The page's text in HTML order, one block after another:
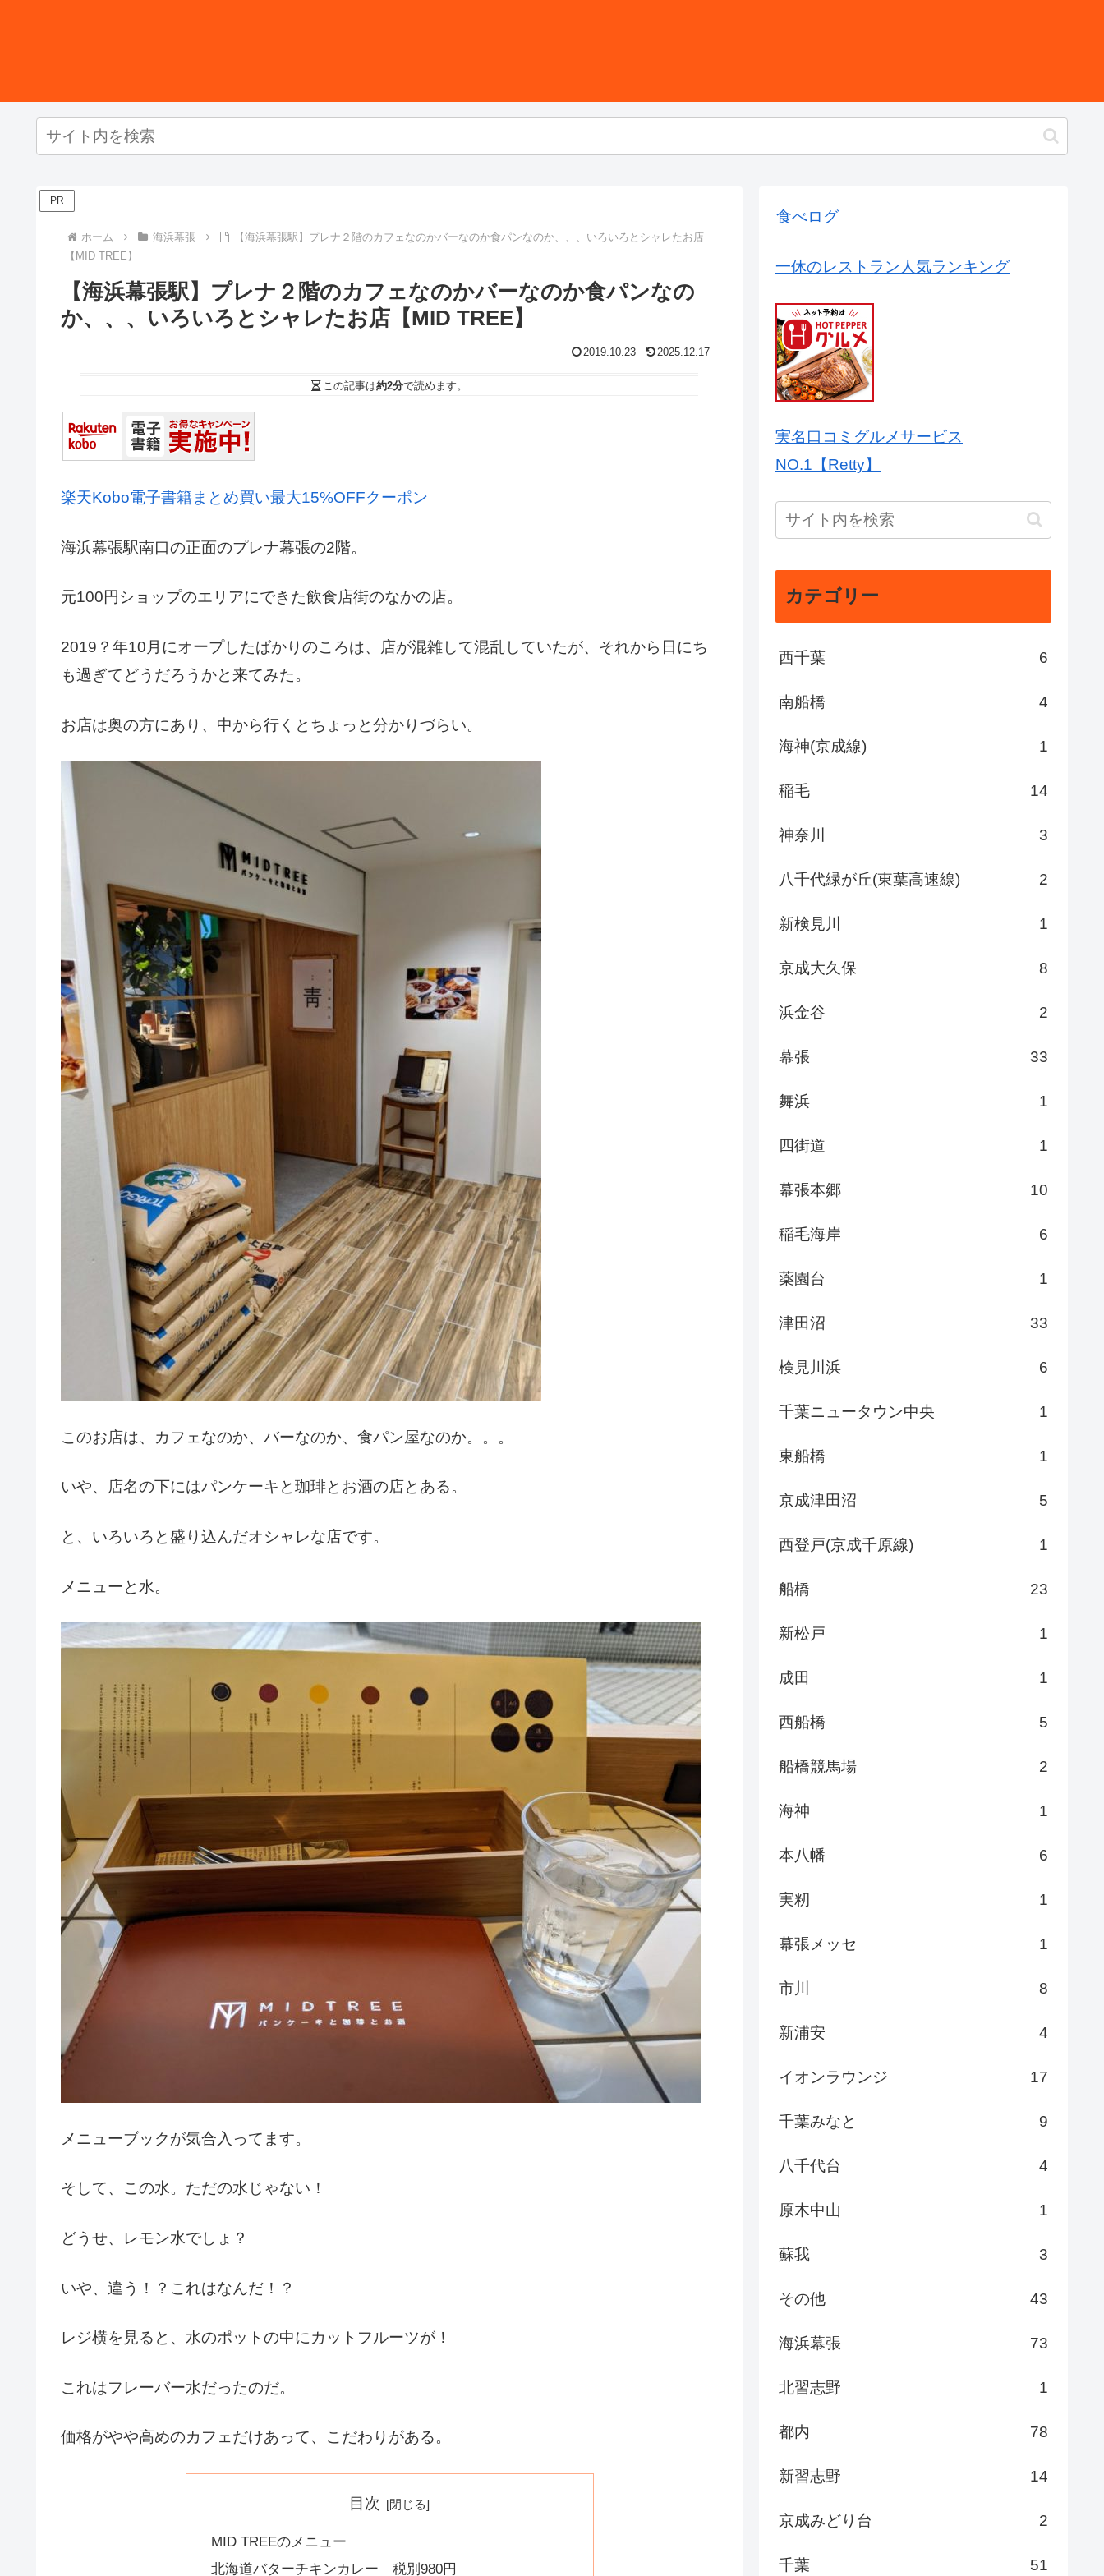
PR
ホーム 海浜幕張
【海浜幕張駅】プレナ２階のカフェなのかバーなのか食パンなのか、、、いろいろとシャレたお店
【MID TREE】
【海浜幕張駅】プレナ２階のカフェなのかバーなのか食パンなの
か、、、いろいろとシャレたお店【MID TREE】
2019.10.23 2025.12.17
この記事は約2分で読めます。
楽天Kobo電子書籍まとめ買い最大15%OFFクーポン
海浜幕張駅南口の正面のプレナ幕張の2階。
元100円ショップのエリアにできた飲食店街のなかの店。
2019？年10月にオープしたばかりのころは、店が混雑して混乱していたが、それから日にち
も過ぎてどうだろうかと来てみた。
お店は奥の方にあり、中から行くとちょっと分かりづらい。
このお店は、カフェなのか、バーなのか、食パン屋なのか。。。
いや、店名の下にはパンケーキと珈琲とお酒の店とある。
と、いろいろと盛り込んだオシャレな店です。
メニューと水。
メニューブックが気合入ってます。
そして、この水。ただの水じゃない！
どうせ、レモン水でしょ？
いや、違う！？これはなんだ！？
レジ横を見ると、水のポットの中にカットフルーツが！
これはフレーバー水だったのだ。
価格がやや高めのカフェだけあって、こだわりがある。
目次
MID TREEのメニュー
北海道バターチキンカレー 税別980円
食べログ
一休のレストラン人気ランキング
実名口コミグルメサービス
NO.1【Retty】
カテゴリー
西千葉 6
南船橋 4
海神(京成線) 1
稲毛 14
神奈川 3
八千代緑が丘(東葉高速線) 2
新検見川 1
京成大久保 8
浜金谷 2
幕張 33
舞浜 1
四街道 1
幕張本郷 10
稲毛海岸 6
薬園台 1
津田沼 33
検見川浜 6
千葉ニュータウン中央 1
東船橋 1
京成津田沼 5
西登戸(京成千原線) 1
船橋 23
新松戸 1
成田 1
西船橋 5
船橋競馬場 2
海神 1
本八幡 6
実籾 1
幕張メッセ 1
市川 8
新浦安 4
イオンラウンジ 17
千葉みなと 9
八千代台 4
原木中山 1
蘇我 3
その他 43
海浜幕張 73
北習志野 1
都内 78
新習志野 14
京成みどり台 2
千葉 51